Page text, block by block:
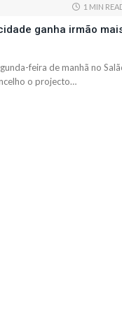
1 MIN
ganha irmão
feira de manhã no
o projecto…